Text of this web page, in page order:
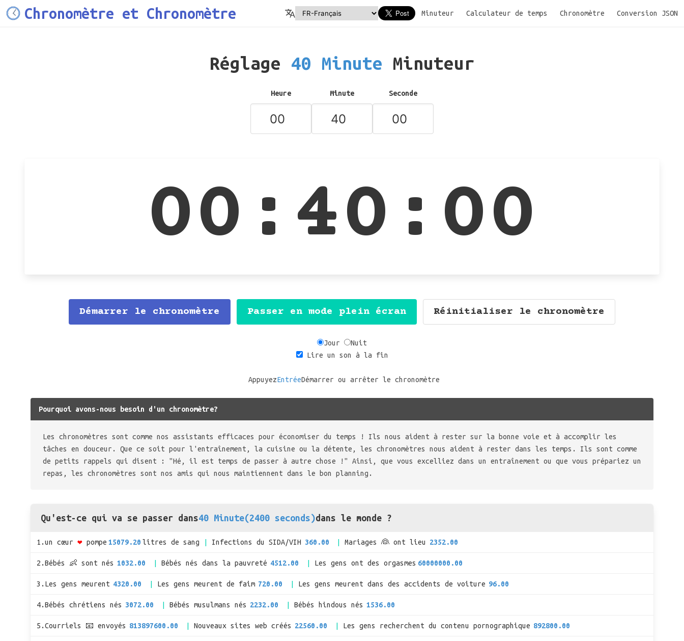
Chronomètre et Chronomètre Minuteur Calculateur de temps Chronomètre Conversion JSON
Réglage 40 Minute Minuteur
Heure Minute Seconde
00:40:00
Démarrer le chronomètre Passer en mode plein écran Réinitialiser le chronomètre
Jour
Nuit
Lire un son à la fin
AppuyezEntréeDémarrer ou arrêter le chronomètre
Pourquoi avons-nous besoin d'un chronomètre?
Les chronomètres sont comme nos assistants efficaces pour économiser du temps ! Ils nous aident à rester sur la bonne voie et à accomplir les
tâches en douceur. Que ce soit pour l'entraînement, la cuisine ou la détente, les chronomètres nous aident à rester dans les temps. Ils sont comme
de petits rappels qui disent : "Hé, il est temps de passer à autre chose !" Ainsi, que vous excelliez dans un entraînement ou que vous prépariez un
repas, les chronomètres sont nos amis qui nous maintiennent dans le bon planning.
Qu'est-ce qui va se passer dans40 Minute(2400 seconds)dans le monde ?
1.un cœur ❤ pompe 15079.20 litres de sang Infections du SIDA/VIH 360.00 Mariages 👰 ont lieu 2352.00
2.Bébés 👶 sont nés 1032.00 Bébés nés dans la pauvreté 4512.00 Les gens ont des orgasmes 60000000.00
3.Les gens meurent 4320.00 Les gens meurent de faim 720.00 Les gens meurent dans des accidents de voiture 96.00
4.Bébés chrétiens nés 3072.00 Bébés musulmans nés 2232.00 Bébés hindous nés 1536.00
5.Courriels 📧 envoyés 813897600.00 Nouveaux sites web créés 22560.00 Les gens recherchent du contenu pornographique 892800.00